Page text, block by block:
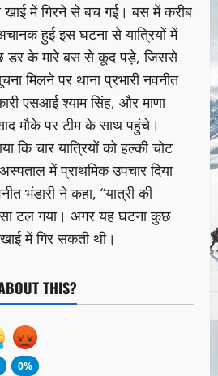
खाई में गिरने से बच गई। बस में करीब
हुई इस घटना से यात्रियों में
के मारे बस से कूद पड़े, जिससे
मिलने पर थाना प्रभारी नवनीत
एसआई श्याम सिंह, और माणा
मौके पर टीम के साथ पहुंचे।
कि चार यात्रियों को हल्की चोट
में प्राथमिक उपचार दिया
भंडारी ने कहा, “यात्री की
टल गया। अगर यह घटना कुछ
में गिर सकती थी।
THIS?
0%